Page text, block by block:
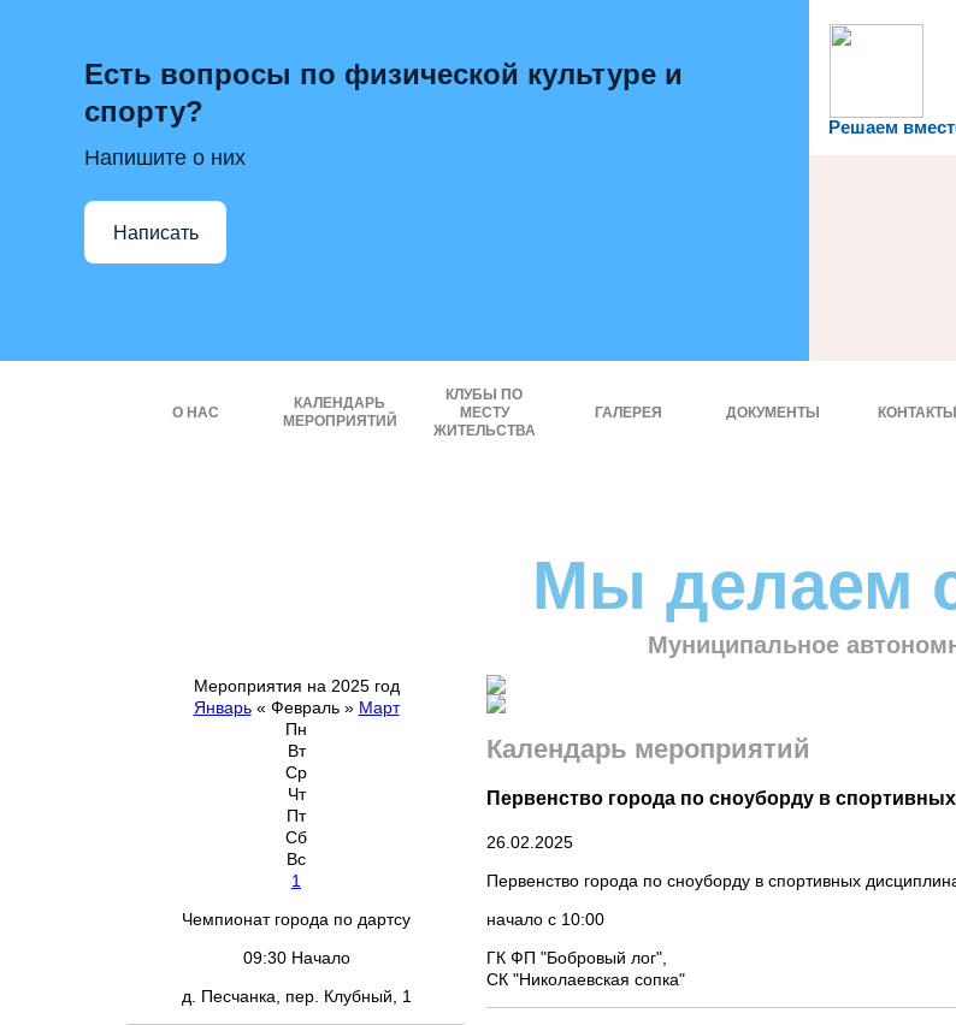
Решаем
Есть вопросы по физической культуре и
спорту?
Напишите о них
Написать
О НАС
КАЛЕНДАРЬ
МЕРОПРИЯТИЙ
КЛУБЫ ПО
МЕСТУ
ЖИТЕЛЬСТВА
ГАЛЕРЕЯ ДОКУМЕНТЫ КОНТАКТЫ
Мы делаем
Муниципальное
Мероприятия на 2025 год
Январь« Февраль» Март
Пн
Вт
Ср
Чт
Пт
Сб
Вс
1
Чемпионат города по дартсу
09:30 Начало
д. Песчанка, пер. Клубный, 1
Календарь мероприятий
Первенство города по сноуборду в
26.02.2025
Первенство города по сноуборду в спортивных
начало с 10:00
ГК ФП "Бобровый лог",
СК "Николаевская сопка"